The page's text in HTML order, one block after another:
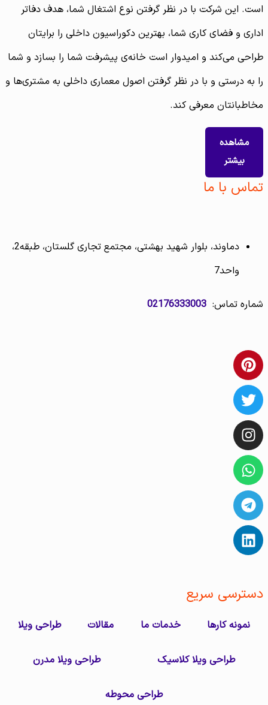
است. این شرکت با در نظر گرفتن نوع اشتغال شما، هدف دفاتر
اداری و فضای کاری شما، بهترین دکوراسیون داخلی را برایتان
طراحی می‌کند و امیدوار است خانه‌ی پیشرفت شما را بسازد و شما
را به درستی و با در نظر گرفتن اصول معماری داخلی به مشتری‌ها و
مخاطبانتان معرفی کند.
مشاهده
بیشتر
تماس با ما
دماوند، بلوار شهید بهشتی، مجتمع تجاری گلستان، طبقه2،
واحد7
شماره تماس: 02176333003
دسترسی سریع
نمونه کارها خدمات ما مقالات طراحی ویلا
طراحی ویلا کلاسیک طراحی ویلا مدرن
طراحی محوطه